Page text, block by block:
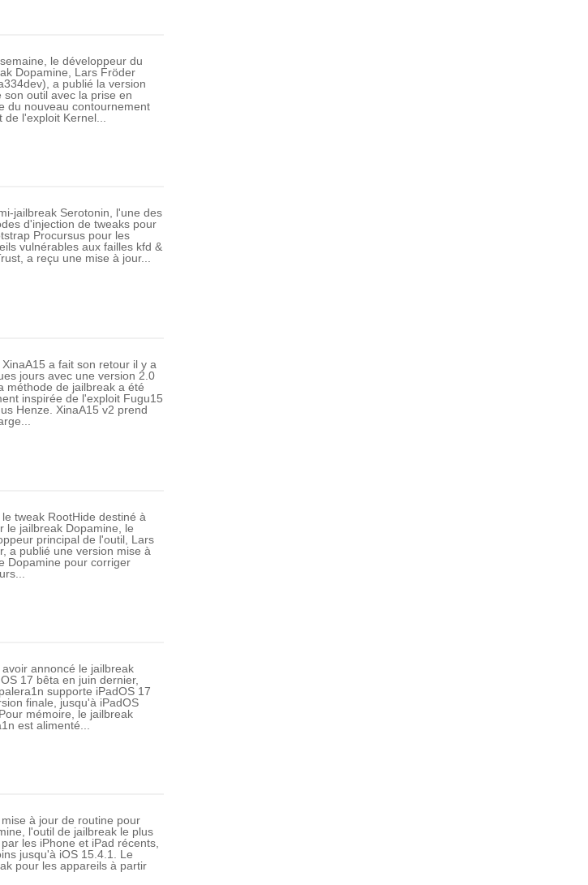
le développeur du
Dopamine, Lars Fröder
a publié la version
son outil avec la prise en
du nouveau contournement
de l'exploit Kernel...
jailbreak Serotonin, l'une des
d'injection de tweaks pour
Procursus pour les
vulnérables aux failles kfd &
a reçu une mise à jour...
XinaA15 a fait son retour il y a
jours avec une version 2.0
méthode de jailbreak a été
inspirée de l'exploit Fugu15
Henze. XinaA15 v2 prend
le tweak RootHide destiné à
le jailbreak Dopamine, le
principal de l'outil, Lars
a publié une version mise à
Dopamine pour corriger
avoir annoncé le jailbreak
17 bêta en juin dernier,
supporte iPadOS 17
finale, jusqu'à iPadOS
mémoire, le jailbreak
est alimenté...
mise à jour de routine pour
l'outil de jailbreak le plus
les iPhone et iPad récents,
jusqu'à iOS 15.4.1. Le
pour les appareils à partir